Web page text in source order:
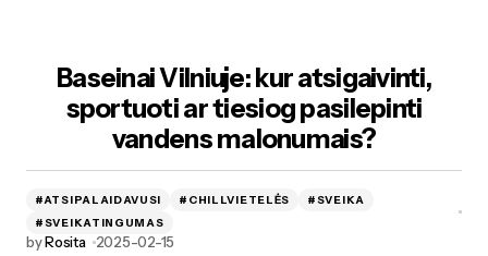
Baseinai Vilniuje: kur atsigaivinti,
sportuoti ar tiesiog pasilepinti
vandens malonumais?
#ATSIPALAIDAVUSI #CHILLVIETELĖS
#SVEIKA
#SVEIKATINGUMAS
byRosita 2025-02-15